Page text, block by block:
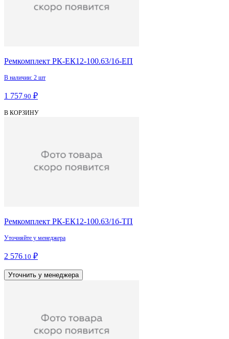
Ремкомплект РК-ЕК12-100.63/1б-ЕП
В наличии: 2 шт
1 757.90 ₽
В КОРЗИНУ
Ремкомплект РК-ЕК12-100.63/1б-ТП
Уточняйте у менеджера
2 576.10 ₽
Уточнить у менеджера